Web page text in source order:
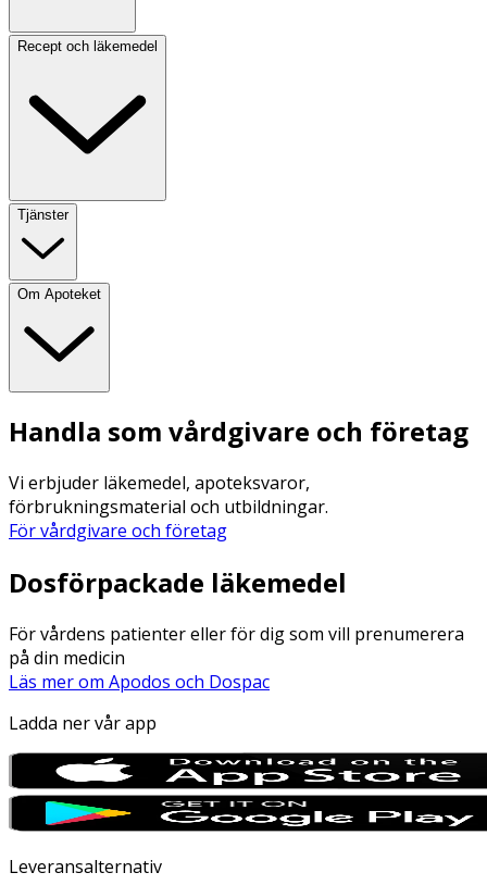
Recept och läkemedel
Tjänster
Om Apoteket
Handla som vårdgivare och företag
Vi erbjuder läkemedel, apoteksvaror,
förbrukningsmaterial och utbildningar.
För vårdgivare och företag
Dosförpackade läkemedel
För vårdens patienter eller för dig som vill prenumerera
på din medicin
Läs mer om Apodos och Dospac
Ladda ner vår app
Leveransalternativ